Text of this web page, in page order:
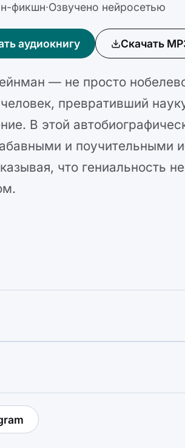
фикшн·Озвучено нейросетью
аудиокнигу Скачать
— не просто
превративший
В этой
и поучительными
что гениальность